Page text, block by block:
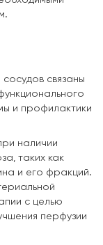
связаны
и профилактики
наличии
таких как
и его фракций.
с целью
перфузии